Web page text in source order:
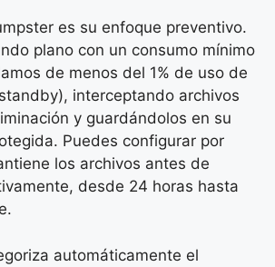
es su enfoque preventivo.
plano con un consumo mínimo
de menos del 1% de uso de
interceptando archivos
y guardándolos en su
Puedes configurar por
los archivos antes de
desde 24 horas hasta
automáticamente el